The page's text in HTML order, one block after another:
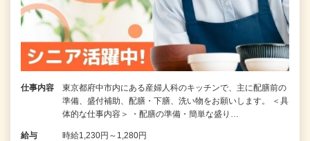
仕事内容
東京都府中市内にある産婦人科のキッチンで、主に配膳前の
準備、盛付補助、配膳・下膳、洗い物をお願いします。 ＜具
体的な仕事内容＞ ・配膳の準備・簡単な盛り…
給与 時給1,230円～1,280円